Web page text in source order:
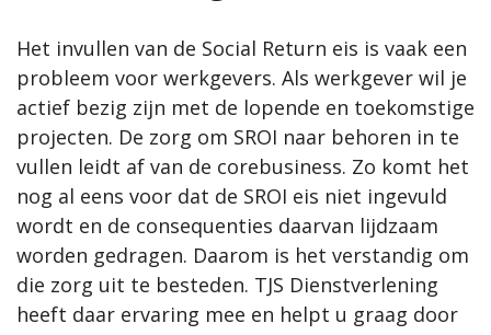
Het invullen van de Social Return eis is vaak een
probleem voor werkgevers. Als werkgever wil je
actief bezig zijn met de lopende en toekomstige
projecten. De zorg om SROI naar behoren in te
vullen leidt af van de corebusiness. Zo komt het
nog al eens voor dat de SROI eis niet ingevuld
wordt en de consequenties daarvan lijdzaam
worden gedragen. Daarom is het verstandig om
die zorg uit te besteden. TJS Dienstverlening
heeft daar ervaring mee en helpt u graag door